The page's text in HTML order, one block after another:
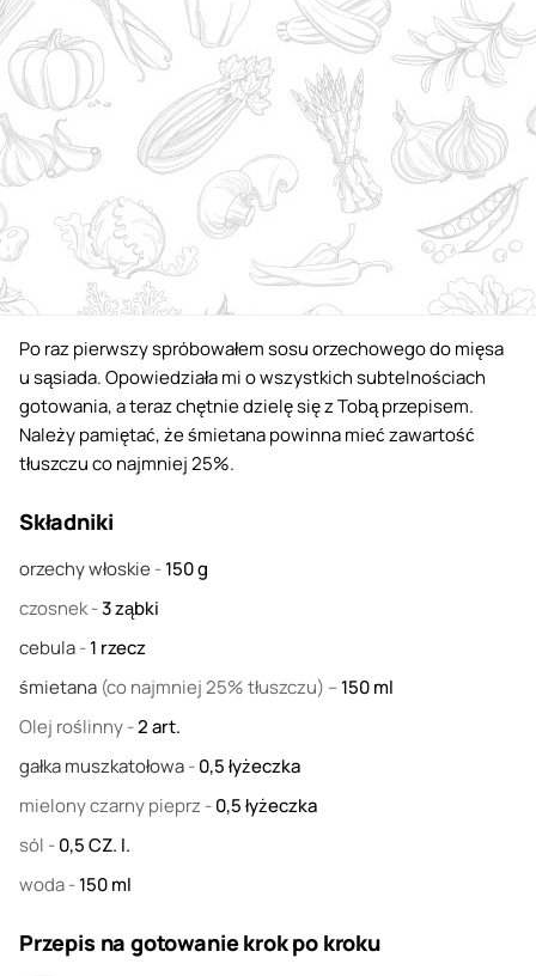
Po raz pierwszy spróbowałem sosu orzechowego do mięsa
u sąsiada. Opowiedziała mi o wszystkich subtelnościach
gotowania, a teraz chętnie dzielę się z Tobą przepisem.
Należy pamiętać, że śmietana powinna mieć zawartość
tłuszczu co najmniej 25%.
Składniki
orzechy włoskie -150g
czosnek-3ząbki
cebula-1 rzecz
śmietana (co najmniej 25% tłuszczu) –150ml
Olej roślinny-2art.
gałka muszkatołowa-0,5łyżeczka
mielony czarny pieprz -0,5łyżeczka
sól -0,5CZ. l.
woda-150ml
Przepis na gotowanie krok po kroku